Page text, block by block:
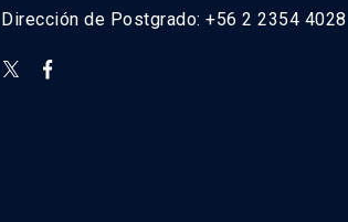
Dirección de Postgrado: +56 2 2354 4028